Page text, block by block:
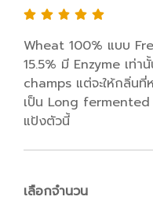
Wheat 100% แบบ
15.5% มี Enzyme เท่า
champs แต่จะให้กลิ่นที่
เป็น Long fermented
แป้งตัวนี้
เลือกจำนวน